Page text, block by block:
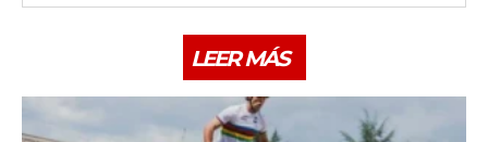
LEER MÁS